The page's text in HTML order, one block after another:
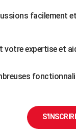
facilement
votre expertise et